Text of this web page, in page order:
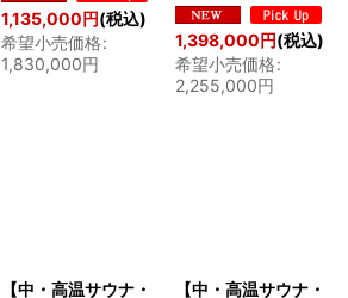
1,135,000円(税込)
希望小売価格:
1,830,000円
1,398,000円(税込)
希望小売価格:
2,255,000円
【中・高温サウナ・
【中・高温サウナ・